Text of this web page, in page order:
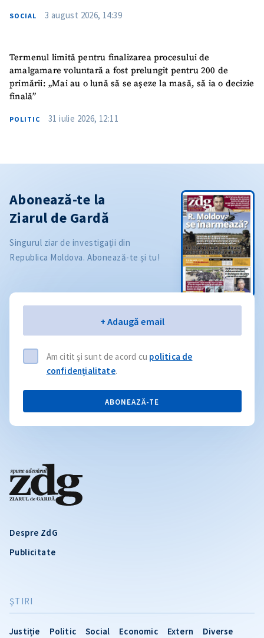
SOCIAL 3 august 2026, 14:39
Termenul limită pentru finalizarea procesului de
amalgamare voluntară a fost prelungit pentru 200 de
primării: „Mai au o lună să se așeze la masă, să ia o decizie
finală”
POLITIC 31 iulie 2026, 12:11
Despre ZdG
Publicitate
ŞTIRI
Justiție Politic Social Economic Extern Diverse
Abonează-te la
Ziarul de Gardă
Singurul ziar de investigații din
Republica Moldova. Abonează-te și tu!
+ Adaugă email
Am citit și sunt de acord cu politica de
confidențialitate.
ABONEAZĂ-TE